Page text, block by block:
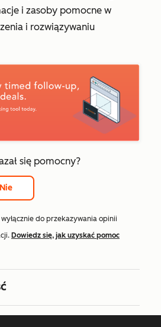
i zasoby pomocne w
i rozwiązywaniu
się pomocny?
Nie
do przekazywania opinii
Dowiedz się, jak uzyskać pomoc